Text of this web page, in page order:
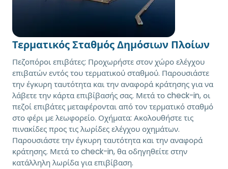
Τερματικός Σταθμός Δημόσιων Πλοίων
Πεζοπόροι επιβάτες: Προχωρήστε στον χώρο ελέγχου
επιβατών εντός του τερματικού σταθμού. Παρουσιάστε
την έγκυρη ταυτότητα και την αναφορά κράτησης για να
λάβετε την κάρτα επιβίβασής σας. Μετά το check-in, οι
πεζοί επιβάτες μεταφέρονται από τον τερματικό σταθμό
στο φέρι με λεωφορείο. Οχήματα: Ακολουθήστε τις
πινακίδες προς τις λωρίδες ελέγχου οχημάτων.
Παρουσιάστε την έγκυρη ταυτότητα και την αναφορά
κράτησης. Μετά το check-in, θα οδηγηθείτε στην
κατάλληλη λωρίδα για επιβίβαση.